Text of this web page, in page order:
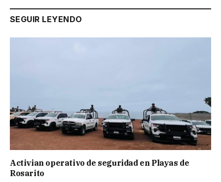
SEGUIR LEYENDO
Activian operativo de seguridad en Playas de
Rosarito